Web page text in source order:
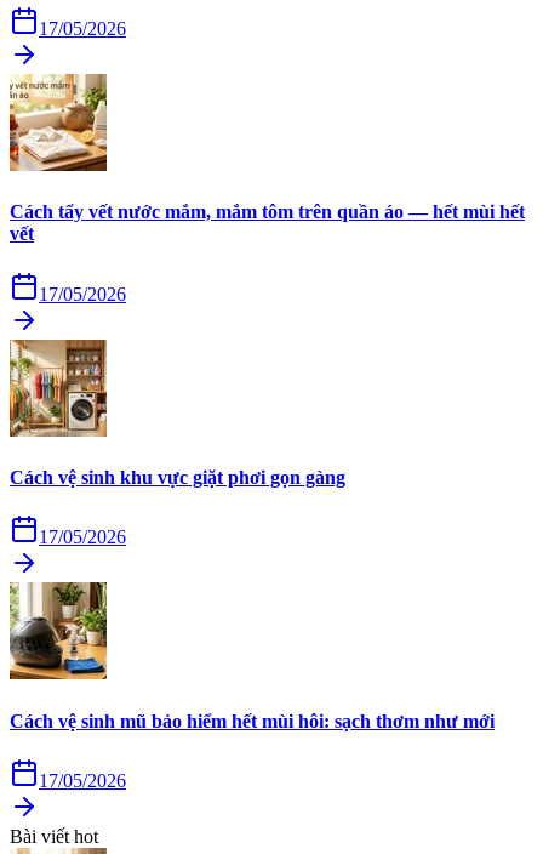
17/05/2026
Cách tẩy vết nước mắm, mắm tôm trên quần áo — hết mùi hết
vết
17/05/2026
Cách vệ sinh khu vực giặt phơi gọn gàng
17/05/2026
Cách vệ sinh mũ bảo hiểm hết mùi hôi: sạch thơm như mới
17/05/2026
Bài viết hot